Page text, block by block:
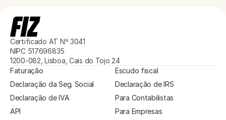
Certificado AT Nº 3041
NIPC 517696835
1200-082, Lisboa, Cais do Tojo 24
Faturação
Declaração de IRS
Declaração da Seg. Social
Declaração de IVA
Escudo fiscal
Para Empresas
Para Contabilistas
API